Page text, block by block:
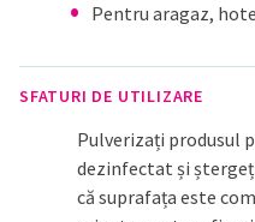
Pentru aragaz,
SFATURI DE UTILIZARE
Pulverizați produsul
dezinfectat și
că suprafața este